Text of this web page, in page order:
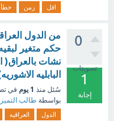
اقل
زمن خطأ
0
تصويتات
1
إجابة
من الدول
حكم متغير
نشات بالعراق(
البابليه
سُئل منذ 1 يوم في
بواسطة طالب التميز
الدول العراقيه